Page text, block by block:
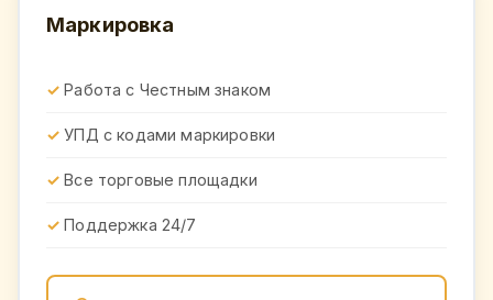
Маркировка
Работа с Честным знаком
УПД с кодами маркировки
Все торговые площадки
Поддержка 24/7